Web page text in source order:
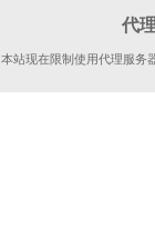
代
本站现在限制使用代理服务